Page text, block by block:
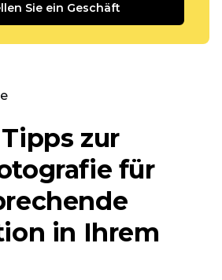
Sie ein Geschäft
zur
für
in Ihrem